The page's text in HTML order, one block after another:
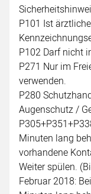
P101 Ist
P102 Darf nicht
P271 Nur im
verwenden.
P280
Augenschutz /
Minuten lang
vorhandene
Weiter spülen.
Februar 2018: